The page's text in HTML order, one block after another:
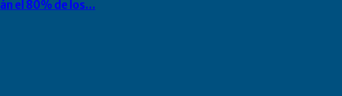
el 80% de los…